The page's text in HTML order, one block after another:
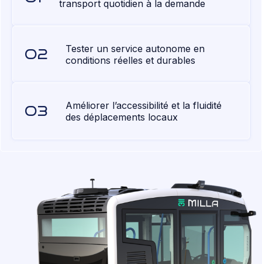
transport quotidien à la demande
Tester un service autonome en
conditions réelles et durables
Améliorer l’accessibilité et la fluidité
des déplacements locaux